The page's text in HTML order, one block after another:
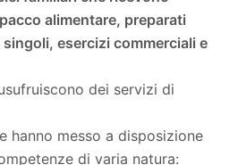
alimentare, preparati
esercizi commerciali e
dei servizi di
hanno messo a disposizione
di varia natura: